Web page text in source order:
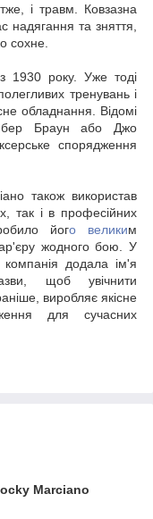
і травм. Ковзазна
надягання та зняття,
сохне.
1930 року. Уже тоді
тренувань і
обладнання. Відомі
Браун або Джо
спорядження
також використав
так і в професійних
його великим
жодного бою. У
компанія додала ім'я
щоб увічнити
виробляє якісне
для сучасних
Marciano